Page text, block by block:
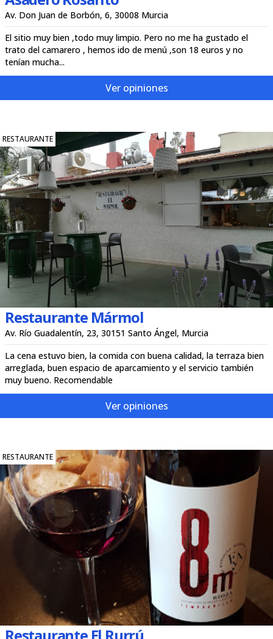
Av. Don Juan de Borbón, 6, 30008 Murcia
El sitio muy bien ,todo muy limpio. Pero no me ha gustado el
trato del camarero , hemos ido de menú ,son 18 euros y no
tenían mucha...
Ver opiniones
RESTAURANTE
Restaurante Mármol
Av. Río Guadalentín, 23, 30151 Santo Ángel, Murcia
La cena estuvo bien, la comida con buena calidad, la terraza bien
arreglada, buen espacio de aparcamiento y el servicio también
muy bueno. Recomendable
Ver opiniones
RESTAURANTE